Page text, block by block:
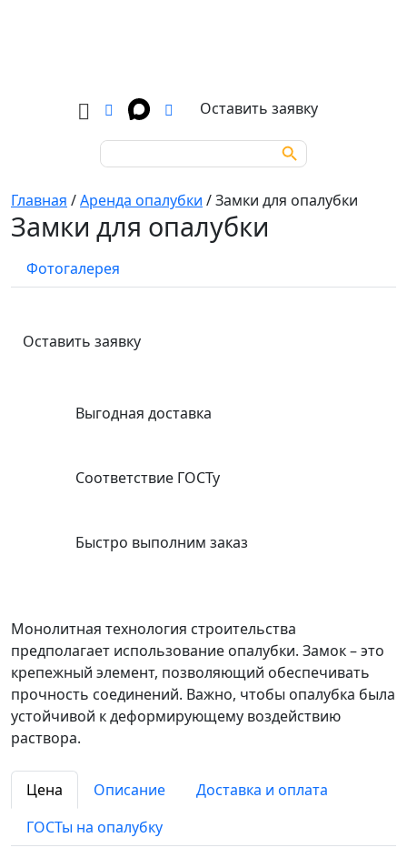
Search
for:
Search Button
Оставить заявку
Главная /Аренда опалубки /Замки для опалубки
Замки для опалубки
Фотогалерея
Оставить заявку
Выгодная доставка
Соответствие ГОСТу
Быстро выполним заказ
Монолитная технология строительства
предполагает использование опалубки. Замок – это
крепежный элемент, позволяющий обеспечивать
прочность соединений. Важно, чтобы опалубка была
устойчивой к деформирующему воздействию
раствора.
Цена Описание
Доставка и оплата
ГОСТы на опалубку